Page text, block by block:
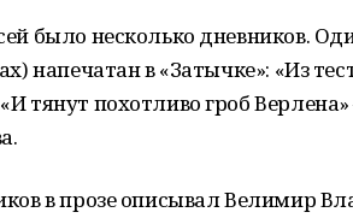
было несколько дневников.
напечатан в «Затычке»: «Из
тянут похотливо гроб
в прозе описывал Велимир